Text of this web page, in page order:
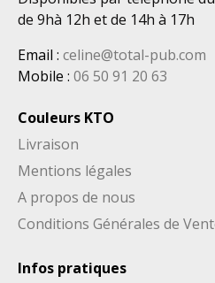
de 9hà 12h et de 14h à 17h
Email : celine@total-pub.com
Mobile : 06 50 91 20 63
Couleurs KTO
Livraison
Mentions légales
A propos de nous
Conditions Générales de
Infos pratiques